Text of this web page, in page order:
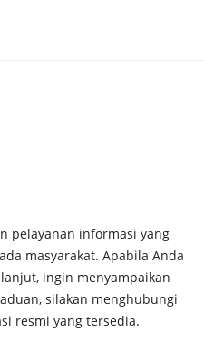
pelayanan informasi yang
masyarakat. Apabila Anda
ingin menyampaikan
silakan menghubungi
resmi yang tersedia.